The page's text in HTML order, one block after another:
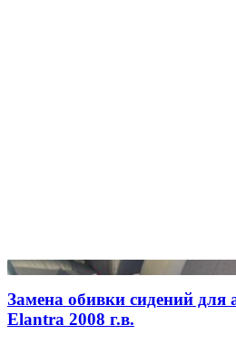
Замена обивки сидений для
Elantra 2008 г.в.